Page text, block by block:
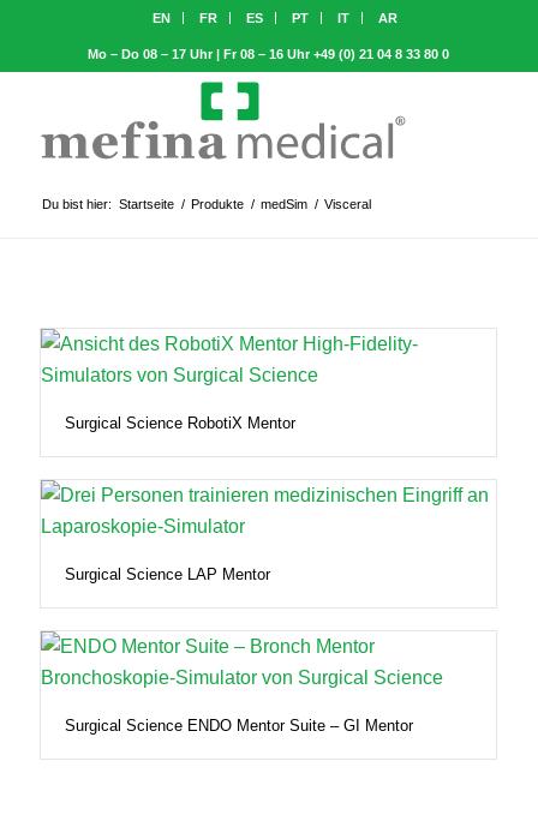
EN FR ES PT IT AR
Mo – Do 08 – 17 Uhr | Fr 08 – 16 Uhr+49 (0) 21 04 8 33 80 0
Du bist hier: Startseite / Produkte / medSim / Visceral
Surgical Science RobotiX Mentor
Surgical Science LAP Mentor
Surgical Science ENDO Mentor Suite – GI Mentor